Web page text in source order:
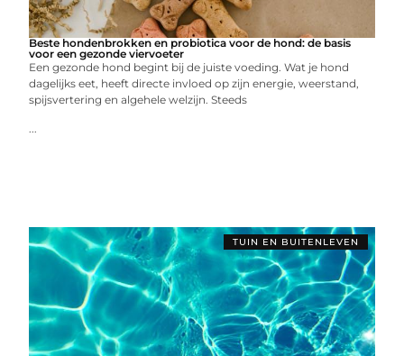
Beste hondenbrokken en probiotica voor de hond: de basis
voor een gezonde viervoeter
Een gezonde hond begint bij de juiste voeding. Wat je hond
dagelijks eet, heeft directe invloed op zijn energie, weerstand,
spijsvertering en algehele welzijn. Steeds
...
TUIN EN BUITENLEVEN